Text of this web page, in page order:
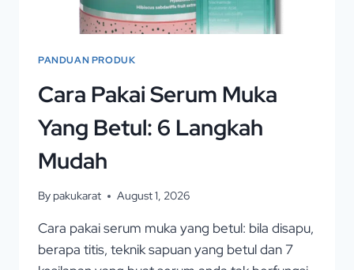
PANDUAN PRODUK
Cara Pakai Serum Muka
Yang Betul: 6 Langkah
Mudah
Bypakukarat August 1, 2026
Cara pakai serum muka yang betul: bila disapu,
berapa titis, teknik sapuan yang betul dan 7